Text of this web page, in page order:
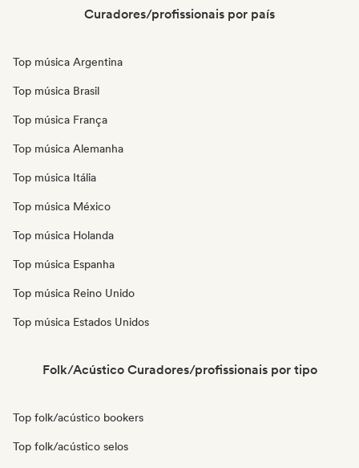
Curadores/profissionais por país
Top música Argentina
Top música Brasil
Top música França
Top música Alemanha
Top música Itália
Top música México
Top música Holanda
Top música Espanha
Top música Reino Unido
Top música Estados Unidos
Folk/Acústico Curadores/profissionais por tipo
Top folk/acústico bookers
Top folk/acústico selos